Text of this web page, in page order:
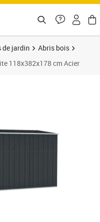
de jardin
Abris bois
118x382x178 cm Acier